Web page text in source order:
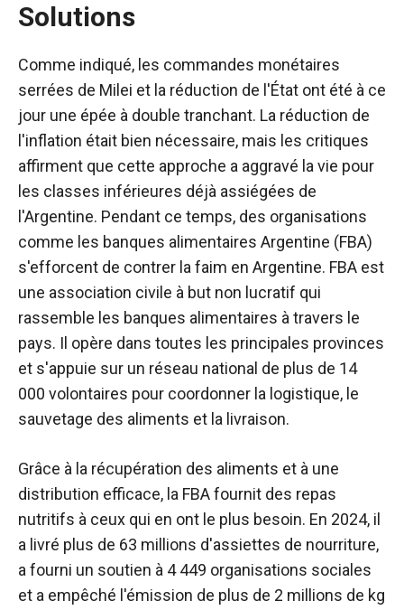
Solutions
Comme indiqué, les commandes monétaires
serrées de Milei et la réduction de l'État ont été à ce
jour une épée à double tranchant. La réduction de
l'inflation était bien nécessaire, mais les critiques
affirment que cette approche a aggravé la vie pour
les classes inférieures déjà assiégées de
l'Argentine. Pendant ce temps, des organisations
comme les banques alimentaires Argentine (FBA)
s'efforcent de contrer la faim en Argentine. FBA est
une association civile à but non lucratif qui
rassemble les banques alimentaires à travers le
pays. Il opère dans toutes les principales provinces
et s'appuie sur un réseau national de plus de 14
000 volontaires pour coordonner la logistique, le
sauvetage des aliments et la livraison.
Grâce à la récupération des aliments et à une
distribution efficace, la FBA fournit des repas
nutritifs à ceux qui en ont le plus besoin. En 2024, il
a livré plus de 63 millions d'assiettes de nourriture,
a fourni un soutien à 4 449 organisations sociales
et a empêché l'émission de plus de 2 millions de kg